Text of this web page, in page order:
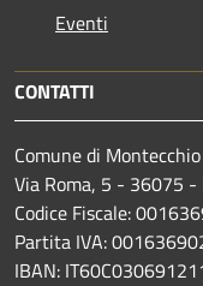
Eventi
CONTATTI
Comune di
Via Roma, 5 - 36075
Codice Fiscale:
Partita IVA:
IBAN: